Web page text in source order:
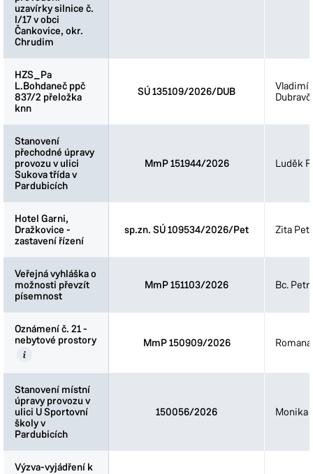
uzavírky silnice č.
I/17 v obci
Čankovice, okr.
Chrudim
HZS_Pa
L.Bohdaneč ppč
837/2 přeložka
knn
SÚ 135109/2026/DUB
Stanovení
přechodné úpravy
provozu v ulici
Sukova třída v
Pardubicích
MmP 151944/2026 Luděk
Hotel Garni,
Dražkovice -
zastavení řízení
sp.zn. SÚ 109534/2026/Pet Zita
Veřejná vyhláška o
možnosti převzít
písemnost
MmP 151103/2026 Bc.
Oznámení č. 21 -
nebytové prostory
MmP 150909/2026
Stanovení místní
úpravy provozu v
ulici U Sportovní
školy v
Pardubicích
150056/2026 Monika
Výzva-vyjádření k
uzavírky silnice č.
I/17 v obci
Čankovice, okr.
Chrudim
HZS_Pa
L.Bohdaneč ppč
837/2 přeložka
knn
Stanovení
přechodné úpravy
provozu v ulici
Sukova třída v
Pardubicích
Hotel Garni,
Dražkovice -
zastavení řízení
Veřejná vyhláška o
možnosti převzít
písemnost
Oznámení č. 21 -
nebytové prostory
Stanovení místní
úpravy provozu v
ulici U Sportovní
školy v
Pardubicích
Výzva-vyjádření k